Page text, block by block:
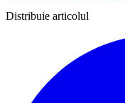
Distribuie articolul